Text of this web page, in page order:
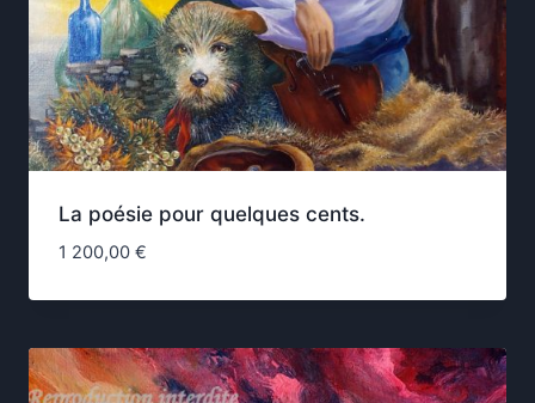
La poésie pour quelques cents.
1 200,00 €